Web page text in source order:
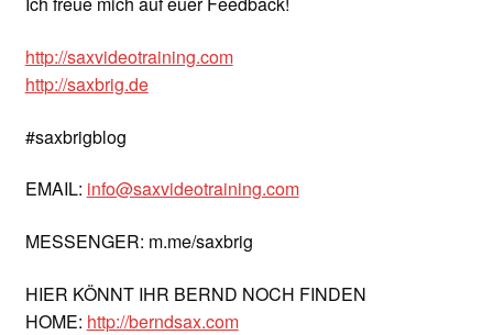
http://saxvideotraining.com
http://saxbrig.de
#saxbrigblog
EMAIL: info@saxvideotraining.com
MESSENGER: m.me/saxbrig
HIER KÖNNT IHR BERND NOCH FINDEN
HOME: http://berndsax.com